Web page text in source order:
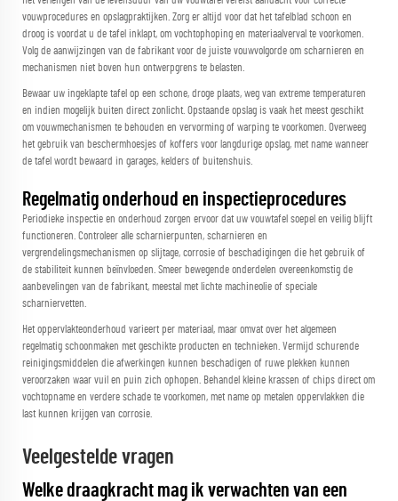
vouwprocedures en opslagpraktijken. Zorg er altijd voor dat het tafelblad schoon en
droog is voordat u de tafel inklapt, om vochtophoping en materiaalverval te voorkomen.
Volg de aanwijzingen van de fabrikant voor de juiste vouwvolgorde om scharnieren en
mechanismen niet boven hun ontwerpgrens te belasten.
Bewaar uw ingeklapte tafel op een schone, droge plaats, weg van extreme temperaturen
en indien mogelijk buiten direct zonlicht. Opstaande opslag is vaak het meest geschikt
om vouwmechanismen te behouden en vervorming of warping te voorkomen. Overweeg
het gebruik van beschermhoesjes of koffers voor langdurige opslag, met name wanneer
de tafel wordt bewaard in garages, kelders of buitenshuis.
Regelmatig onderhoud en inspectieprocedures
Periodieke inspectie en onderhoud zorgen ervoor dat uw vouwtafel soepel en veilig blijft
functioneren. Controleer alle scharnierpunten, scharnieren en
vergrendelingsmechanismen op slijtage, corrosie of beschadigingen die het gebruik of
de stabiliteit kunnen beïnvloeden. Smeer bewegende onderdelen overeenkomstig de
aanbevelingen van de fabrikant, meestal met lichte machineolie of speciale
scharniervetten.
Het oppervlakteonderhoud varieert per materiaal, maar omvat over het algemeen
regelmatig schoonmaken met geschikte producten en technieken. Vermijd schurende
reinigingsmiddelen die afwerkingen kunnen beschadigen of ruwe plekken kunnen
veroorzaken waar vuil en puin zich ophopen. Behandel kleine krassen of chips direct om
vochtopname en verdere schade te voorkomen, met name op metalen oppervlakken die
last kunnen krijgen van corrosie.
Veelgestelde vragen
Welke draagkracht mag ik verwachten van een